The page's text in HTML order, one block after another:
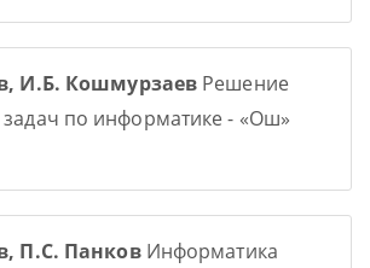
И.Б. Кошмурзаев Решение
по информатике - «Ош»
П.С. ПанковИнформатика